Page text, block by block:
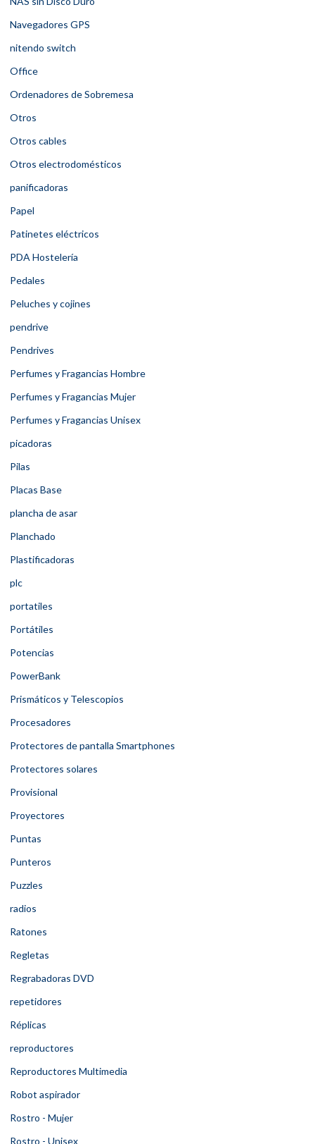
Navegadores GPS
nitendo switch
Office
Ordenadores de Sobremesa
Otros
Otros cables
Otros electrodomésticos
panificadoras
Papel
Patinetes eléctricos
PDA Hostelería
Pedales
Peluches y cojines
pendrive
Pendrives
Perfumes y Fragancias Hombre
Perfumes y Fragancias Mujer
Perfumes y Fragancias Unisex
picadoras
Pilas
Placas Base
plancha de asar
Planchado
Plastificadoras
plc
portatiles
Portátiles
Potencias
PowerBank
Prismáticos y Telescopios
Procesadores
Protectores de pantalla Smartphones
Protectores solares
Provisional
Proyectores
Puntas
Punteros
Puzzles
radios
Ratones
Regletas
Regrabadoras DVD
repetidores
Réplicas
reproductores
Reproductores Multimedia
Robot aspirador
Rostro - Mujer
Rostro - Unisex